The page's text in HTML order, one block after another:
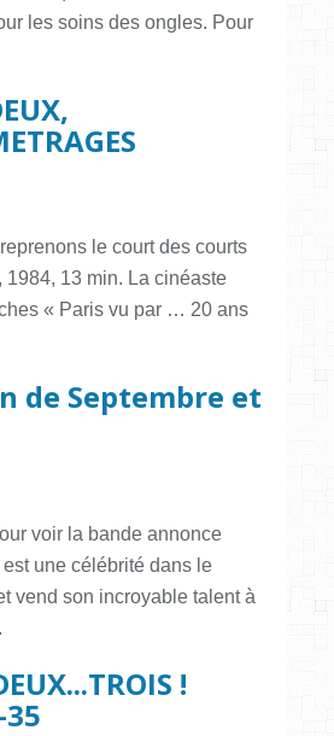
les soins des ongles. Pour
le court des courts
1984, 13 min. La cinéaste
« Paris vu par … 20 ans
de Septembre et
voir la bande annonce
une célébrité dans le
vend son incroyable talent à
!
35